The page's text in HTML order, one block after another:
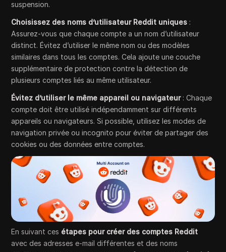
suspension.
Choisissez des noms d’utilisateur Reddit uniques :
Assurez-vous que chaque compte a un nom d’utilisateur
distinct. Évitez d’utiliser le même nom ou des modèles
similaires dans tous les comptes. Cela ajoute une couche
supplémentaire de protection contre la détection de
plusieurs comptes liés au même utilisateur.
Évitez d’utiliser le même appareil ou navigateur: Chaque
compte doit être utilisé indépendamment sur différents
appareils ou navigateurs. Si possible, utilisez les modes de
navigation privée ou incognito pour éviter de partager des
cookies ou des données entre comptes.
En suivant ces étapes pour créer des comptes Reddit
avec des adresses e-mail différentes et des noms